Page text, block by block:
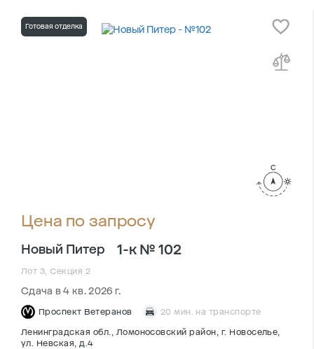
Готовая отделка
Цена по запросу
Новый Питер 1-к № 102
Лот 3, Секция 2
Сдача в 4 кв. 2026 г.
Проспект Ветеранов 20 мин. на транспорте
Ленинградская обл., Ломоносовский район, г. Новоселье,
ул. Невская, д.4